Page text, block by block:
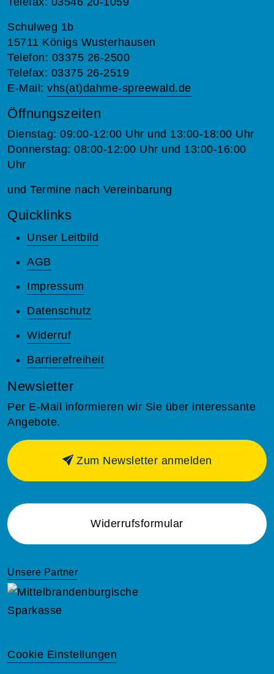
Schulweg 1b
15711 Königs Wusterhausen
Telefon: 03375 26-2500
Telefax: 03375 26-2519
E-Mail: vhs(at)dahme-spreewald.de
Öffnungszeiten
Dienstag: 09:00-12:00 Uhr und 13:00-18:00 Uhr
Donnerstag: 08:00-12:00 Uhr und 13:00-16:00
Uhr
und Termine nach Vereinbarung
Quicklinks
Unser Leitbild
AGB
Impressum
Datenschutz
Widerruf
Barrierefreiheit
Newsletter
Per E-Mail informieren wir Sie über interessante
Angebote.
Zum Newsletter anmelden
Widerrufsformular
Unsere Partner
Cookie Einstellungen